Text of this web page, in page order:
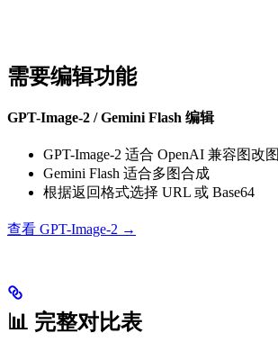
需要编辑功能
GPT-Image-2 / Gemini Flash 编辑
GPT-Image-2 适合 OpenAI 兼容图改图
Gemini Flash 适合多图合成
根据返回格式选择 URL 或 Base64
查看 GPT-Image-2 →
📊 完整对比表